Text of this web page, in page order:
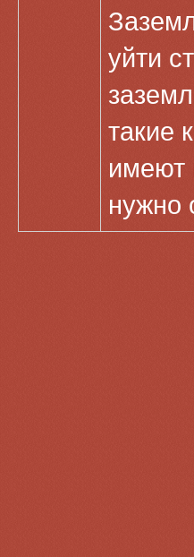
уйти
такие
имеют
нужно